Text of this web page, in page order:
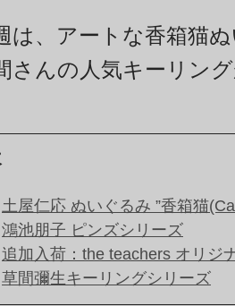
は、アートな香箱猫
さんの人気キーリン
土屋仁応 ぬいぐるみ ”香箱猫
鴻池朋子 ピンズシリーズ
追加入荷：the teachers オリジ
草間彌生キーリングシリーズ